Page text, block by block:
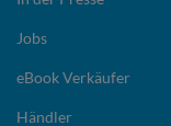
Jobs
eBook Verkäufer
Händler